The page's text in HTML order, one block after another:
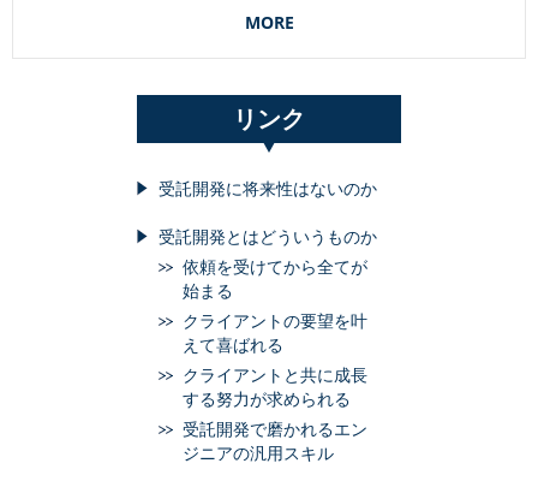
MORE
リンク
受託開発に将来性はないのか
受託開発とはどういうものか
依頼を受けてから全てが
始まる
クライアントの要望を叶
えて喜ばれる
クライアントと共に成長
する努力が求められる
受託開発で磨かれるエン
ジニアの汎用スキル